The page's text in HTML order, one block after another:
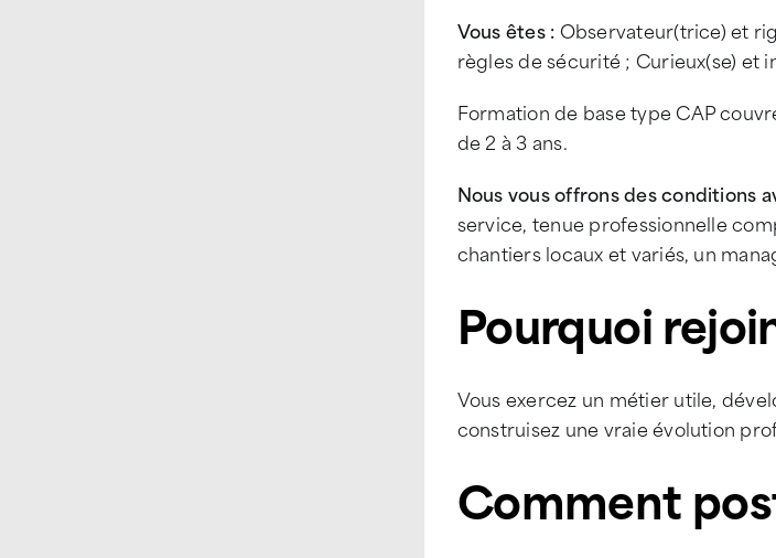
Vous êtes :Observateur(trice) et
règles de sécurité ; Curieux(se) et
Formation de base type CAP
de 2 à 3 ans.
Nous vous offrons des conditions
service, tenue professionnelle
chantiers locaux et variés, un
Pourquoi
Vous exercez un métier utile,
construisez une vraie évolution
Comment